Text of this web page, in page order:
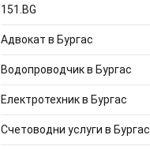
151.BG
Адвокат в Бургас
Водопроводчик в Бургас
Електротехник в Бургас
Счетоводни услуги в Бургас